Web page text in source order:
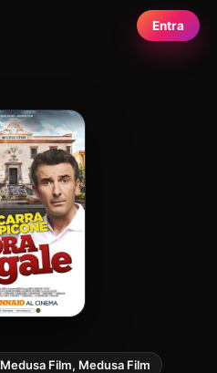
Entra
Medusa Film, Medusa Film